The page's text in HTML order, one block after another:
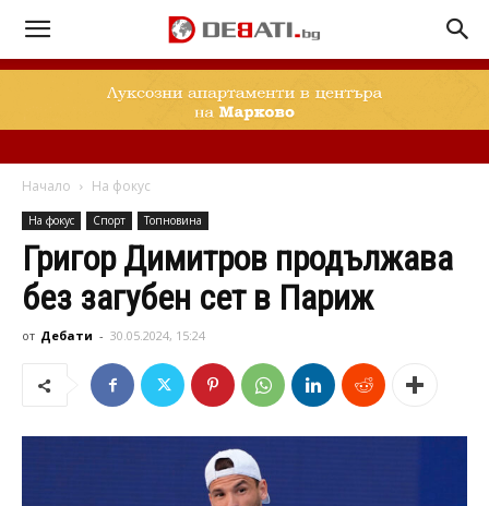
Начало На фокус
На фокус Спорт Топновина
Григор Димитров продължава
без загубен сет в Париж
от Дебати - 30.05.2024, 15:24